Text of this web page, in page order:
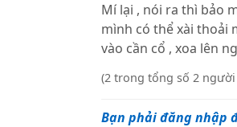
Mí lại , nói ra thì bảo
mình có thể xài thoải
vào cần cổ , xoa lên
(2 trong tổng số 2
Bạn phải đăng nhập